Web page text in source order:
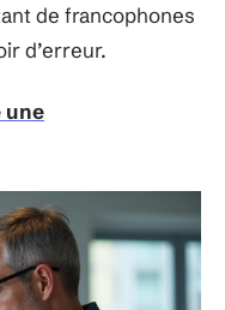
de francophones
d’erreur.
une